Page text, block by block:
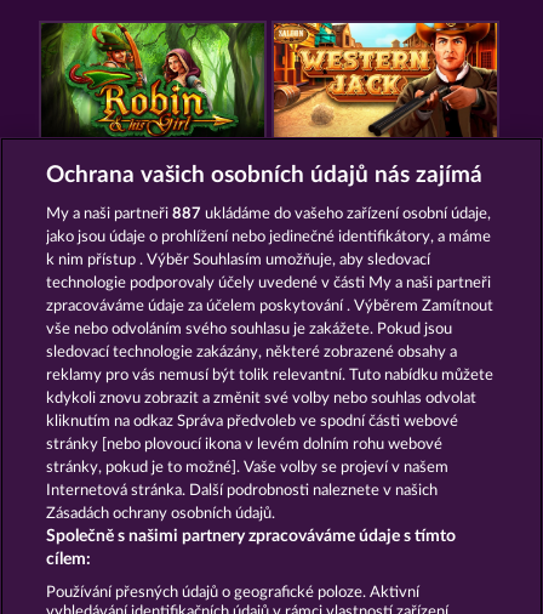
ROBIN & HIS GIRL WESTERN JACK
KING & QUEEN PIGGY COLLECT MULTIPLY
Podmínky Prohlášení o ochraně údajů
Kontakt Společnost Časté dotazy
Glosář Partnerský program Facebook
Podat Žádost o Odstoupení
Ochrana vašich osobních údajů nás zajímá
My a naši partneři887 ukládáme do vašeho zařízení osobní údaje,
jako jsou údaje o prohlížení nebo jedinečné identifikátory, a máme
k nim přístup . Výběr Souhlasím umožňuje, aby sledovací
technologie podporovaly účely uvedené v části My a naši partneři
zpracováváme údaje za účelem poskytování . Výběrem Zamítnout
vše nebo odvoláním svého souhlasu je zakážete. Pokud jsou
sledovací technologie zakázány, některé zobrazené obsahy a
reklamy pro vás nemusí být tolik relevantní. Tuto nabídku můžete
kdykoli znovu zobrazit a změnit své volby nebo souhlas odvolat
kliknutím na odkaz Správa předvoleb ve spodní části webové
stránky [nebo plovoucí ikona v levém dolním rohu webové
stránky, pokud je to možné]. Vaše volby se projeví v našem
Internetová stránka. Další podrobnosti naleznete v našich
Zásadách ochrany osobních údajů.
Společně s našimi partnery zpracováváme údaje s tímto
cílem:
Používání přesných údajů o geografické poloze. Aktivní